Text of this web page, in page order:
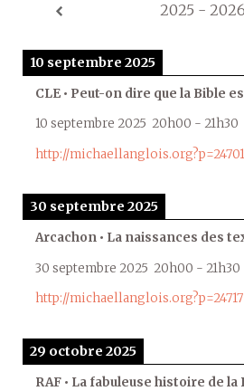
2025 - 2026
10 septembre 2025
CLE • Peut-on dire que la Bible
10 septembre 2025 20h00 - 21h30
http://michaellanglois.org?p=24701
30 septembre 2025
Arcachon • La naissances des
30 septembre 2025 20h00 - 21h30
http://michaellanglois.org?p=24717
29 octobre 2025
RAF • La fabuleuse histoire de la